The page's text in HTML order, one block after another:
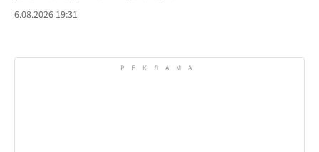
6.08.2026 19:31